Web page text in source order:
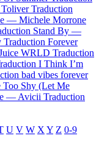
Traduction
— Michele Morrone
Stand By —
Traduction Forever
WRLD Traduction
I Think I’m
bad vibes forever
Too Shy (Let Me
— Avicii Traduction
U V W X Y Z 0-9